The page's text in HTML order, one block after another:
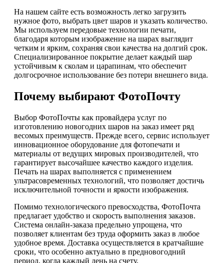
На нашем сайте есть возможность легко загрузить
нужное фото, выбрать цвет шаров и указать количество.
Мы используем передовые технологии печати,
благодаря которым изображение на шарах выглядит
четким и ярким, сохраняя свои качества на долгий срок.
Специализированное покрытие делает каждый шар
устойчивым к сколам и царапинам, что обеспечит
долгосрочное использование без потери внешнего вида.
Почему выбирают ФотоПочту
Выбор ФотоПочты как провайдера услуг по
изготовлению новогодних шаров на заказ имеет ряд
весомых преимуществ. Прежде всего, сервис использует
инновационное оборудование для фотопечати и
материалы от ведущих мировых производителей, что
гарантирует высочайшее качество каждого изделия.
Печать на шарах выполняется с применением
ультрасовременных технологий, что позволяет достичь
исключительной точности и яркости изображения.
Помимо технологического превосходства, ФотоПочта
предлагает удобство и скорость выполнения заказов.
Система онлайн-заказа предельно упрощена, что
позволяет клиентам без труда оформить заказ в любое
удобное время. Доставка осуществляется в кратчайшие
сроки, что особенно актуально в предновогодний
период, когда каждый день на счету.